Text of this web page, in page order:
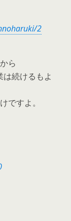
2
ら
続けるもよ
ですよ。